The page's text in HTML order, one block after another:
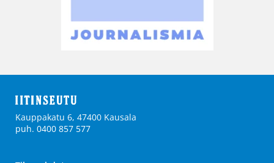
Kauppakatu 6, 47400 Kausala
puh. 0400 857 577